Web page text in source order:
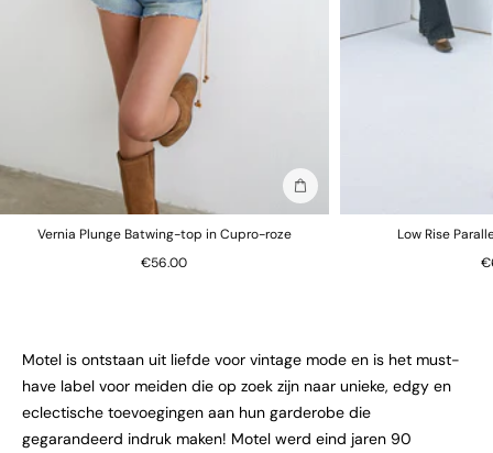
In winkelmand
Vernia Plunge Batwing-top in Cupro-roze
€56.00
Low Rise
Motel is ontstaan uit liefde voor vintage mode en is het must-
have label voor meiden die op zoek zijn naar unieke, edgy en
eclectische toevoegingen aan hun garderobe die
gegarandeerd indruk maken! Motel werd eind jaren 90